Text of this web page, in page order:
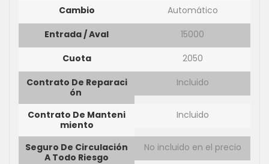
Cambio
Automático
Entrada / Aval
15000
Cuota
2050
Contrato De Reparaci
Ón
Incluido
Contrato De Manteni
Miento
Incluido
Seguro De Circulación
A Todo Riesgo
No incluido en el precio